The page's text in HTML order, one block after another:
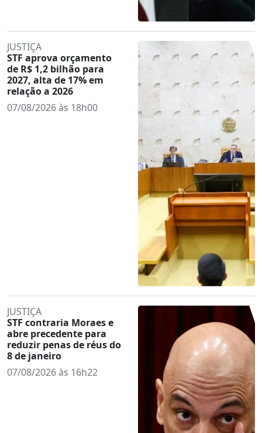
JUSTIÇA
STF aprova orçamento
de R$ 1,2 bilhão para
2027, alta de 17% em
relação a 2026
07/08/2026 às 18h00
JUSTIÇA
STF contraria Moraes e
abre precedente para
reduzir penas de réus do
8 de janeiro
07/08/2026 às 16h22